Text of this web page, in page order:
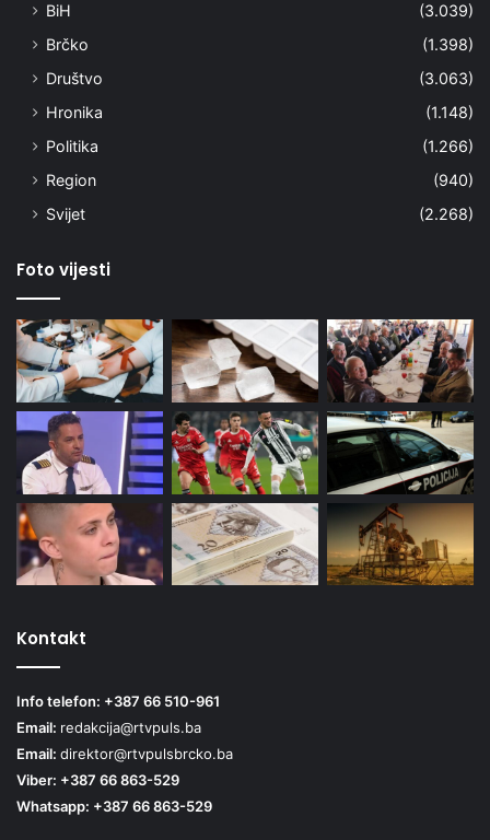
BiH
(3.039)
Brčko
(1.398)
Društvo
(3.063)
Hronika
(1.148)
Politika
(1.266)
Region
(940)
Svijet
(2.268)
Foto vijesti
Kontakt
Info telefon: +387 66 510-961
Email: redakcija@rtvpuls.ba
Email: direktor@rtvpulsbrcko.ba
Viber: +387 66 863-529
Whatsapp: +387 66 863-529